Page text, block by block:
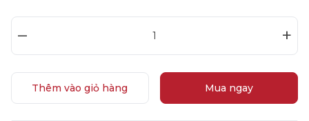
– +
Thêm vào giỏ hàng Mua ngay